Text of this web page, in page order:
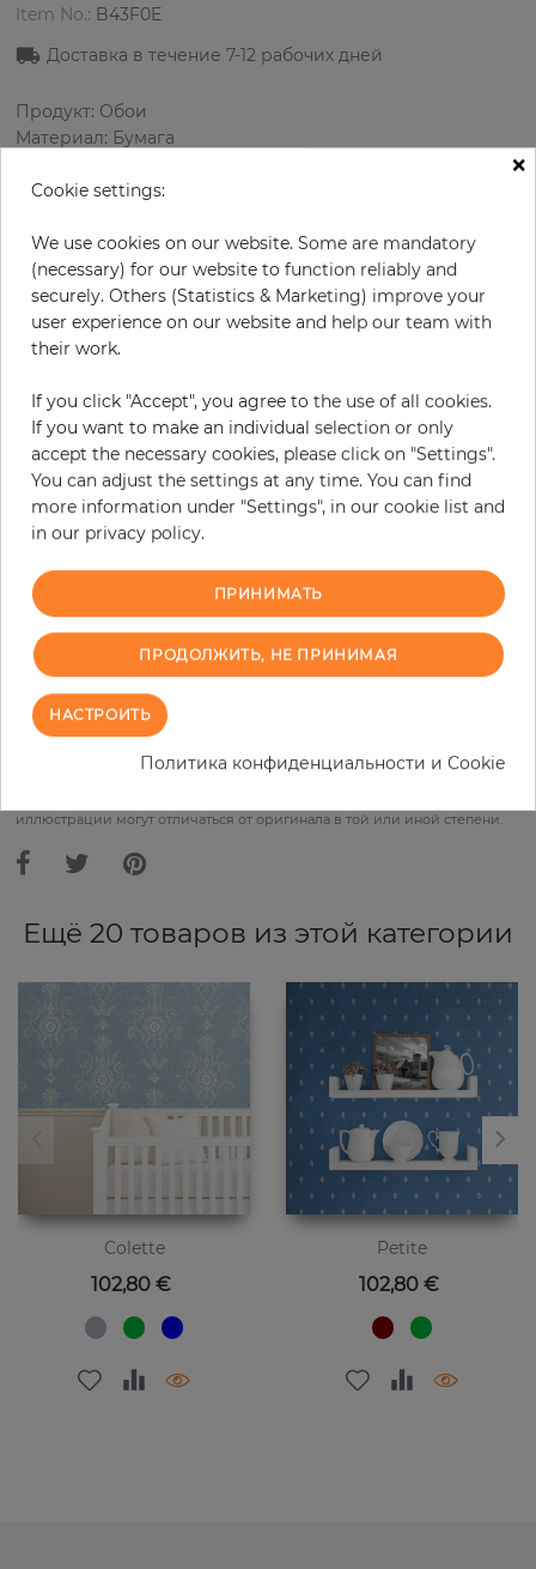
Item No.: B43F0E
Доставка в течение 7-12 рабочих дней
Продукт: Обои
Материал: Бумага
Дизайн: Орнамент
Раппорт вертикальный: 53 см
Цвет: Коричневый
Цвет узора: Золотой
56,90 € за рулон
19% НДС включительно + Доставка
Цена за м² - 1 094,23 €
Do you need glue?
− +
В КОРЗИНУ
ЗАКАЗАТЬ ОБРАЗЕЦ
иллюстрации могут отличаться от оригинала в той или иной степени.
Ещё 20 товаров из этой категории
Colette
Цена
102,80 €
Petite
Цена
102,80 €
×
Cookie settings:
We use cookies on our website. Some are mandatory
(necessary) for our website to function reliably and
securely. Others (Statistics & Marketing) improve your
user experience on our website and help our team with
their work.
If you click "Accept", you agree to the use of all cookies.
If you want to make an individual selection or only
accept the necessary cookies, please click on "Settings".
You can adjust the settings at any time. You can find
more information under "Settings", in our cookie list and
in our privacy policy.
ПРИНИМАТЬ
ПРОДОЛЖИТЬ, НЕ ПРИНИМАЯ
НАСТРОИТЬ
Политика конфиденциальности и Cookie